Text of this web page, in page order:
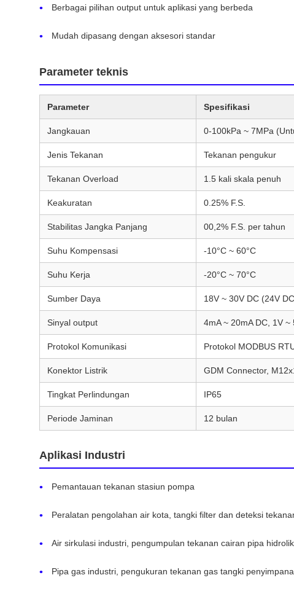
Berbagai pilihan output untuk aplikasi yang berbeda
Mudah dipasang dengan aksesori standar
Parameter teknis
Parameter Spesifikasi
Jangkauan 0-100kPa ~ 7MPa
Jenis Tekanan Tekanan pengukur
Tekanan Overload 1.5 kali skala penuh
Keakuratan 0.25% F.S.
Stabilitas Jangka Panjang 00,2% F.S. per tahun
Suhu Kompensasi -10°C ~ 60°C
Suhu Kerja -20°C ~ 70°C
Sumber Daya 18V ~ 30V DC (24V
Sinyal output 4mA ~ 20mA DC, 1V ~
Protokol Komunikasi Protokol MODBUS
Konektor Listrik GDM Connector,
Tingkat Perlindungan IP65
Periode Jaminan 12 bulan
Aplikasi Industri
Pemantauan tekanan stasiun pompa
Peralatan pengolahan air kota, tangki filter dan deteksi
Air sirkulasi industri, pengumpulan tekanan cairan pipa hidrolik
Pipa gas industri, pengukuran tekanan gas tangki